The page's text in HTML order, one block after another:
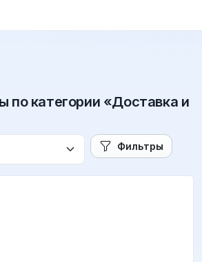
по категории «Доставка и
Фильтры